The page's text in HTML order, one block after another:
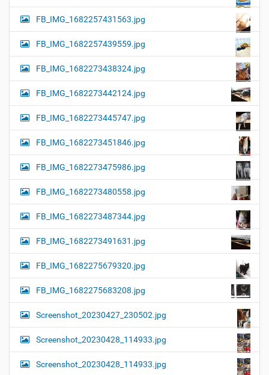
FB_IMG_1682257431563.jpg
FB_IMG_1682257439559.jpg
FB_IMG_1682273438324.jpg
FB_IMG_1682273442124.jpg
FB_IMG_1682273445747.jpg
FB_IMG_1682273451846.jpg
FB_IMG_1682273475986.jpg
FB_IMG_1682273480558.jpg
FB_IMG_1682273487344.jpg
FB_IMG_1682273491631.jpg
FB_IMG_1682275679320.jpg
FB_IMG_1682275683208.jpg
Screenshot_20230427_230502.jpg
Screenshot_20230428_114933.jpg
Screenshot_20230428_114933.jpg